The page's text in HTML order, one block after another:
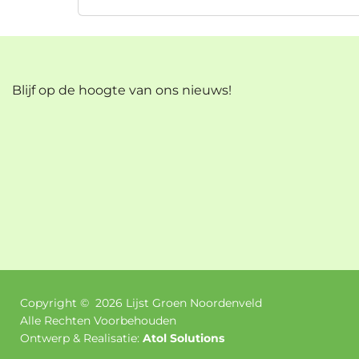
Blijf op de hoogte van ons nieuws!
Copyright © 2026 Lijst Groen Noordenveld
Alle Rechten Voorbehouden
Ontwerp & Realisatie: Atol Solutions